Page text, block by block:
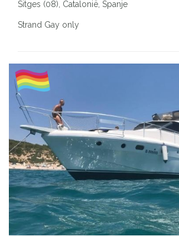
Sitges (08), Catalonië, Spanje
Strand Gay only